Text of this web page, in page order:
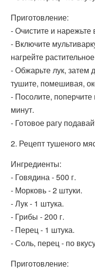
Приготовление:
- Очистите и
- Включите
нагрейте
- Обжарьте лук, затем
тушите, помешивая,
- Посолите, поперчите
минут.
- Готовое рагу
2. Рецепт тушеного
Ингредиенты:
- Говядина - 500 г.
- Морковь - 2 штуки.
- Лук - 1 штука.
- Грибы - 200 г.
- Перец - 1 штука.
- Соль, перец - по
Приготовление: